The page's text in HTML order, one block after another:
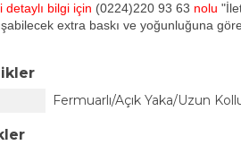
bilgi için (0224)220 93 63 nolu
extra baskı ve yoğunluğuna
Fermuarlı/Açık Yaka/Uzun